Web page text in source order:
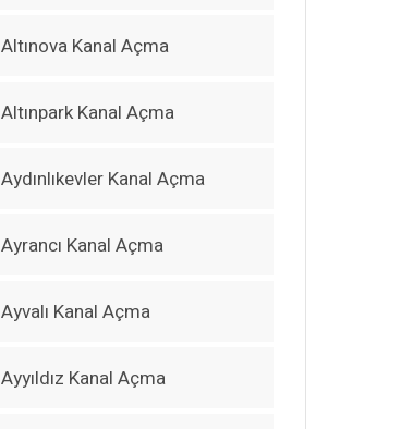
Altınova Kanal Açma
Altınpark Kanal Açma
Aydınlıkevler Kanal Açma
Ayrancı Kanal Açma
Ayvalı Kanal Açma
Ayyıldız Kanal Açma